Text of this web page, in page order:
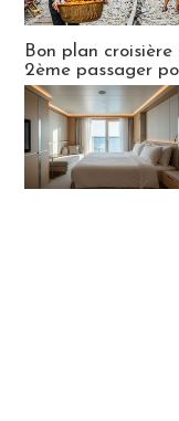
Bon plan
2ème passager